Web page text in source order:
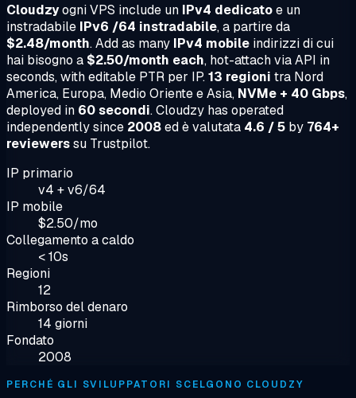
Cloudzyogni VPS include un IPv4 dedicatoe un
instradabile IPv6 /64 instradabile, a partire da
$2.48/month. Add as many IPv4 mobile indirizzi di cui
hai bisogno a $2.50/month each, hot-attach via API in
seconds, with editable PTR per IP.13 regioni tra Nord
America, Europa, Medio Oriente e Asia, NVMe + 40 Gbps,
deployed in 60 secondi. Cloudzy has operated
independently since 2008ed è valutata 4.6 / 5 by 764+
reviewerssu Trustpilot.
IP primario
v4 + v6/64
IP mobile
$2.50/mo
Collegamento a caldo
< 10s
Regioni
12
Rimborso del denaro
14 giorni
Fondato
2008
PERCHÉ GLI SVILUPPATORI SCELGONO CLOUDZY